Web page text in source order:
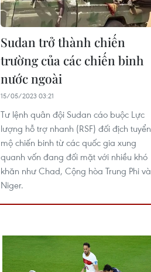
Sudan trở thành chiến
trường của các chiến binh
nước ngoài
15/05/2023 03:21
Tư lệnh quân đội Sudan cáo buộc Lực
lượng hỗ trợ nhanh (RSF) đối địch tuyển
mộ chiến binh từ các quốc gia xung
quanh vốn đang đối mặt với nhiều khó
khăn như Chad, Cộng hòa Trung Phi và
Niger.